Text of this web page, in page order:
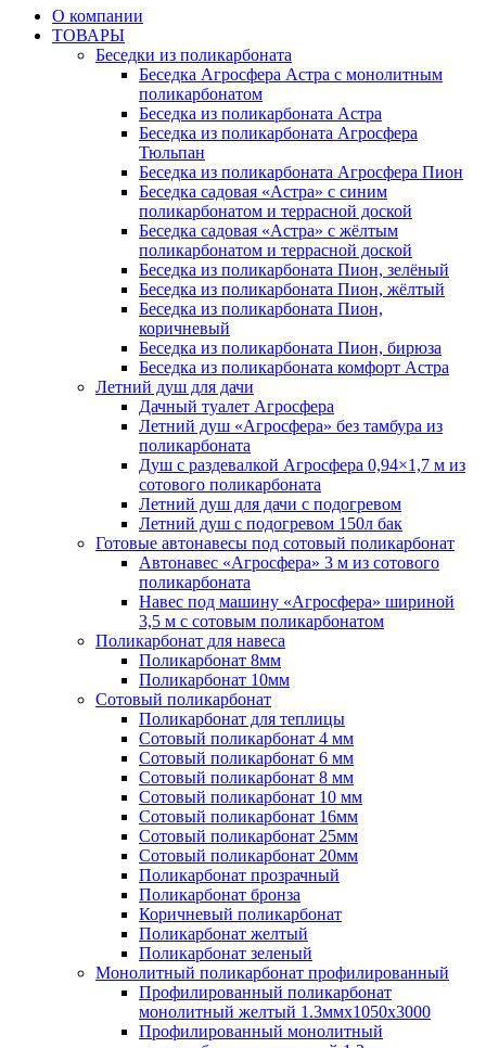
О компании
ТОВАРЫ
Беседки из поликарбоната
Беседка Агросфера Астра с монолитным
поликарбонатом
Беседка из поликарбоната Астра
Беседка из поликарбоната Агросфера
Тюльпан
Беседка из поликарбоната Агросфера Пион
Беседка садовая «Астра» с синим
поликарбонатом и террасной доской
Беседка садовая «Астра» с жёлтым
поликарбонатом и террасной доской
Беседка из поликарбоната Пион, зелёный
Беседка из поликарбоната Пион, жёлтый
Беседка из поликарбоната Пион,
коричневый
Беседка из поликарбоната Пион, бирюза
Беседка из поликарбоната комфорт Астра
Летний душ для дачи
Дачный туалет Агросфера
Летний душ «Агросфера» без тамбура из
поликарбоната
Душ с раздевалкой Агросфера 0,94×1,7 м из
сотового поликарбоната
Летний душ для дачи с подогревом
Летний душ с подогревом 150л бак
Готовые автонавесы под сотовый поликарбонат
Автонавес «Агросфера» 3 м из сотового
поликарбоната
Навес под машину «Агросфера» шириной
3,5 м с сотовым поликарбонатом
Поликарбонат для навеса
Поликарбонат 8мм
Поликарбонат 10мм
Сотовый поликарбонат
Поликарбонат для теплицы
Сотовый поликарбонат 4 мм
Сотовый поликарбонат 6 мм
Сотовый поликарбонат 8 мм
Сотовый поликарбонат 10 мм
Сотовый поликарбонат 16мм
Сотовый поликарбонат 25мм
Сотовый поликарбонат 20мм
Поликарбонат прозрачный
Поликарбонат бронза
Коричневый поликарбонат
Поликарбонат желтый
Поликарбонат зеленый
Монолитный поликарбонат профилированный
Профилированный поликарбонат
монолитный желтый 1.3ммх1050х3000
Профилированный монолитный